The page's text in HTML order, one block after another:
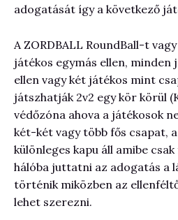
adogatását így a következő
A ZORDBALL RoundBall-t
játékos egymás ellen, minden
ellen vagy két játékos mint
játszhatják 2v2 egy kör körül
védőzóna ahova a játékosok
két-két vagy több fős csapat,
különleges kapu áll amibe
hálóba juttatni az adogatás a
történik miközben az
lehet szerezni.